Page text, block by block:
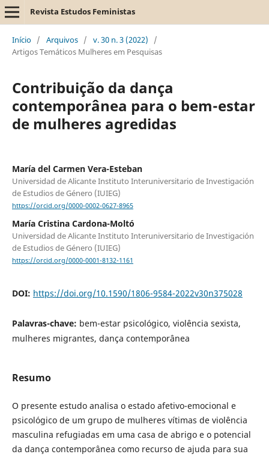
Revista Estudos Feministas
Início / Arquivos / v. 30 n. 3 (2022)
/
Artigos Temáticos Mulheres em Pesquisas
Contribuição da dança
contemporânea para o bem-estar
de mulheres agredidas
María del Carmen Vera-Esteban
Universidad de Alicante Instituto Interuniversitario de Investigación
de Estudios de Género (IUIEG)
https://orcid.org/0000-0002-0627-8965
María Cristina Cardona-Moltó
Universidad de Alicante Instituto Interuniversitario de Investigación
de Estudios de Género (IUIEG)
https://orcid.org/0000-0001-8132-1161
DOI: https://doi.org/10.1590/1806-9584-2022v30n375028
Palavras-chave: bem-estar psicológico, violência sexista,
mulheres migrantes, dança contemporânea
Resumo
O presente estudo analisa o estado afetivo-emocional e
psicológico de um grupo de mulheres vítimas de violência
masculina refugiadas em uma casa de abrigo e o potencial
da dança contemporânea como recurso de ajuda para sua